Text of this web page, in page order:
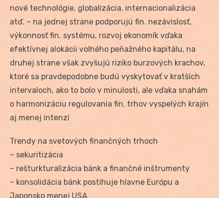
nové technológie, globalizácia, internacionalizácia
atď. – na jednej strane podporujú fin. nezávislosť,
výkonnosť fin. systému, rozvoj ekonomík vďaka
efektívnej alokácii voľného peňažného kapitálu, na
druhej strane však zvyšujú riziko burzových krachov,
ktoré sa pravdepodobne budú vyskytovať v kratších
intervaloch, ako to bolo v minulosti, ale vďaka snahám
o harmonizáciu regulovania fin. trhov vyspelých krajín
aj menej intenzí
Trendy na svetových finančných trhoch
– sekuritizácia
– rešturkturalizácia bánk a finančné inštrumenty
– konsolidácia bánk postihuje hlavne Európu a
Japonsko menej USA